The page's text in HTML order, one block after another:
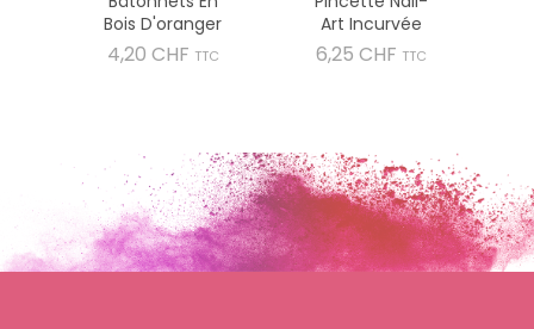
Bois D'oranger
4,20 CHF Prix
TTC
Art Incurvée
6,25 CHF Prix
TTC